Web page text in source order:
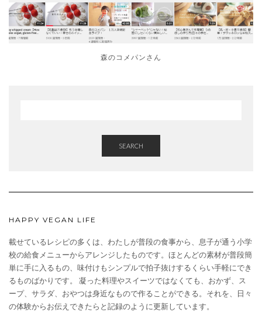
森のコメパンさん
SEARCH
HAPPY VEGAN LIFE
載せているレシピの多くは、わたしが普段の食事から、息子が通う小学
校の給食メニューからアレンジしたものです。ほとんどの素材が普段簡
単に手に入るもの、味付けもシンプルで拍子抜けするくらい手軽にでき
るものばかりです。 凝った料理やスイーツではなくても、おかず、ス
ープ、サラダ、おやつは身近なもので作ることができる。それを、日々
の体験からお伝えできたらと記録のように更新しています。